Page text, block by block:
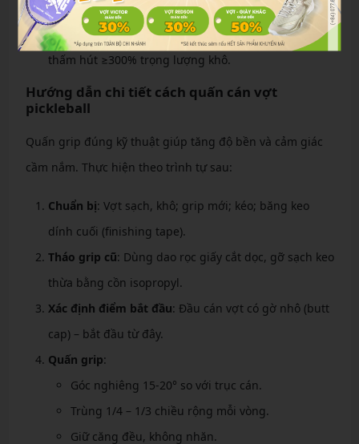
hoặc Moisture-Tack technology.
Người ra nhiều mồ hôi: Nên chọn grip có chỉ số
thấm hút ≥300% trọng lượng khô.
Hướng dẫn chi tiết cách quấn cán vợt
pickleball
Quấn grip đúng kỹ thuật giúp tăng độ bền và cảm giác
cầm nắm. Thực hiện theo trình tự sau:
Chuẩn bị: Vợt sạch, khô; grip mới; kéo; băng keo
dính cuối (finishing tape).
Tháo grip cũ: Dùng dao rọc giấy cắt dọc, gỡ sạch keo
thừa bằng cồn isopropyl.
Xác định điểm bắt đầu: Đầu cán vợt có gờ nhô (butt
cap) – bắt đầu từ đây.
Quấn grip:
Góc nghiêng 15-20° so với trục cán.
Trùng 1/4 – 1/3 chiều rộng mỗi vòng.
Giữ căng đều, không nhăn.